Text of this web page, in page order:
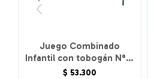
Juego Combinado
Infantil con tobogán N°5.
2 hamacas de cincha.
$ 53.300